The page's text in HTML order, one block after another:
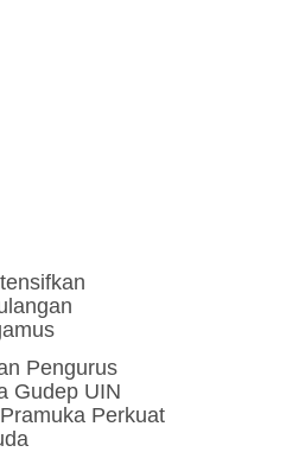
Pengurus
Gudep UIN
Perkuat